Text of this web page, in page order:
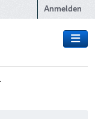
Anmelden